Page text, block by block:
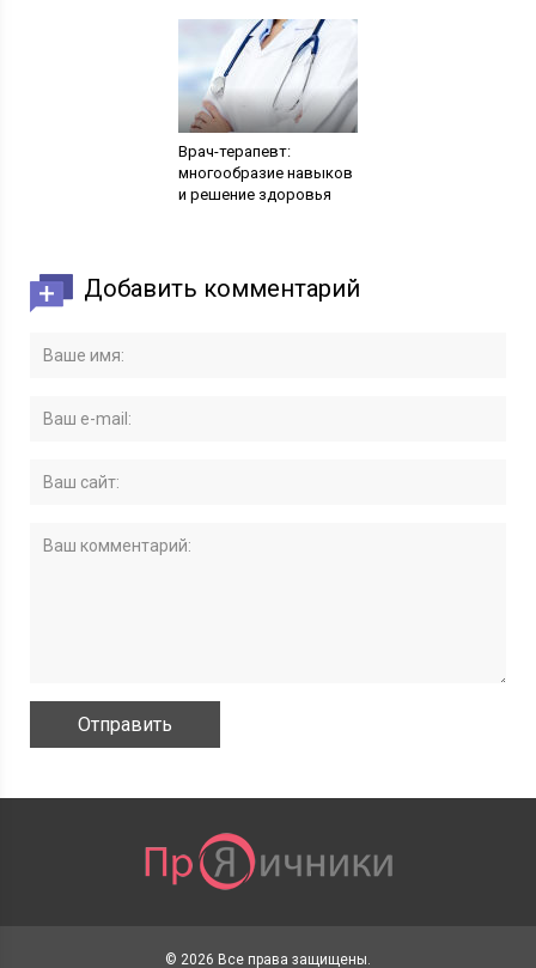
Врач-терапевт:
многообразие навыков
и решение здоровья
Добавить комментарий
© 2026 Все права защищены.